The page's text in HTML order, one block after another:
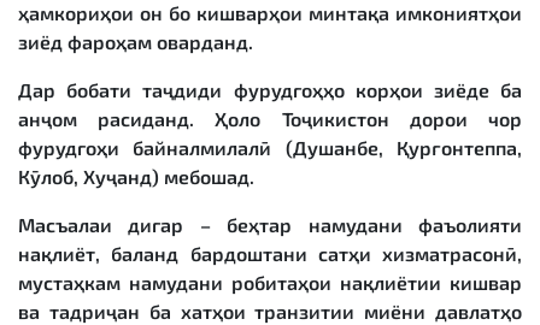
ҳамкориҳои он бо кишварҳои минтақа имкониятҳои
зиёд фароҳам оварданд.
Дар бобати таҷдиди фурудгоҳҳо корҳои зиёде ба
анҷом расиданд. Ҳоло Тоҷикистон дорои чор
фурудгоҳи байналмилалӣ (Душанбе, Қурғонтеппа,
Кӯлоб, Хуҷанд) мебошад.
Масъалаи дигар – беҳтар намудани фаъолияти
нақлиёт, баланд бардоштани сатҳи хизматрасонӣ,
мустаҳкам намудани робитаҳои нақлиётии кишвар
ва тадриҷан ба хатҳои транзитии миёни давлатҳо